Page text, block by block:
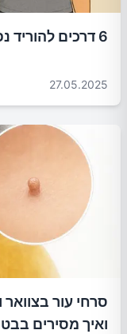
6 דרכים להוריד נפיחות בבטן תוך 24 שעות
27.05.2025
סרחי עור
ואיך מסירים